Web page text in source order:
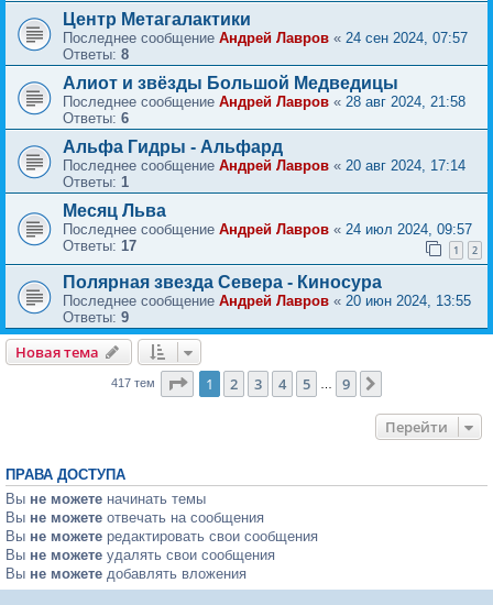
Центр Метагалактики
Последнее сообщение Андрей Лавров « 24 сен 2024, 07:57
Ответы: 8
Алиот и звёзды Большой Медведицы
Последнее сообщение Андрей Лавров « 28 авг 2024, 21:58
Ответы: 6
Альфа Гидры - Альфард
Последнее сообщение Андрей Лавров « 20 авг 2024, 17:14
Ответы: 1
Месяц Льва
Последнее сообщение Андрей Лавров « 24 июл 2024, 09:57
Ответы: 17 1 2
Полярная звезда Севера - Киносура
Последнее сообщение Андрей Лавров « 20 июн 2024, 13:55
Ответы: 9
Новая тема
417 тем Страница из
1 2 3 4 5 9
Перейти
ПРАВА ДОСТУПА
Вы не можете начинать темы
Вы не можете отвечать на сообщения
Вы не можете редактировать свои сообщения
Вы не можете удалять свои сообщения
Вы не можете добавлять вложения